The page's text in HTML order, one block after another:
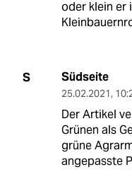
oder klein er
S Südseite
25.02.2021,
Der Artikel
Grünen als
grüne
angepasste